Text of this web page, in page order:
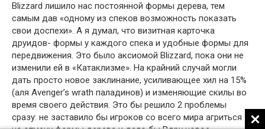
Blizzard лишило нас постоянной формы дерева, тем
самым дав «одному из спеков возможность показать
свои доспехи». А я думал, что визитная карточка
друидов- формы у каждого спека и удобные формы для
передвижения. Это было аксиомой Blizzard, пока они не
изменили ей в «Катаклизме». На крайний случай могли
дать просто новое заклинание, усиливающее хил на 15%
(аля Avenger’s wrath паладинов) и изменяющие скилы во
время своего действия. Это бы решило 2 проблемы
сразу: не заставило бы игроков со всего мира агриться